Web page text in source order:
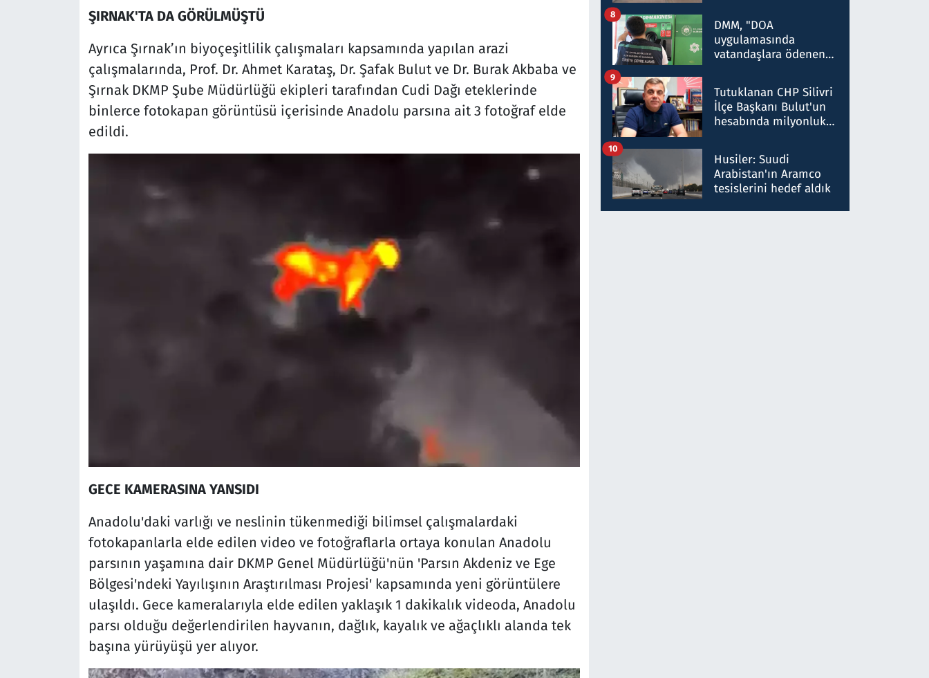
ŞIRNAK'TA DA GÖRÜLMÜŞTÜ
Ayrıca Şırnak’ın biyoçeşitlilik çalışmaları kapsamında yapılan arazi
çalışmalarında, Prof. Dr. Ahmet Karataş, Dr. Şafak Bulut ve Dr. Burak Akbaba ve
Şırnak DKMP Şube Müdürlüğü ekipleri tarafından Cudi Dağı eteklerinde
binlerce fotokapan görüntüsü içerisinde Anadolu parsına ait 3 fotoğraf elde
edildi.
GECE KAMERASINA YANSIDI
Anadolu'daki varlığı ve neslinin tükenmediği bilimsel çalışmalardaki
fotokapanlarla elde edilen video ve fotoğraflarla ortaya konulan Anadolu
parsının yaşamına dair DKMP Genel Müdürlüğü'nün 'Parsın Akdeniz ve Ege
Bölgesi'ndeki Yayılışının Araştırılması Projesi' kapsamında yeni görüntülere
ulaşıldı. Gece kameralarıyla elde edilen yaklaşık 1 dakikalık videoda, Anadolu
parsı olduğu değerlendirilen hayvanın, dağlık, kayalık ve ağaçlıklı alanda tek
başına yürüyüşü yer alıyor.
DMM, "DOA
uygulamasında
vatandaşlara ödenen
düşürüldüğü" iddiasını
yalanladı
8
Tutuklanan CHP Silivri
İlçe Başkanı Bulut'un
hesabında milyonluk
talimat verdi, ben
gönderdim
9
Husiler: Suudi
Arabistan'ın Aramco
tesislerini hedef aldık
10